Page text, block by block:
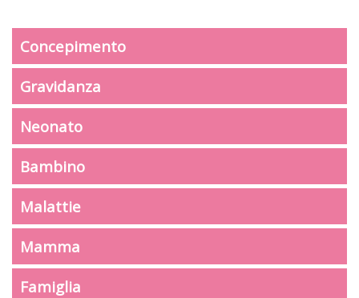
Concepimento
Gravidanza
Neonato
Bambino
Malattie
Mamma
Famiglia